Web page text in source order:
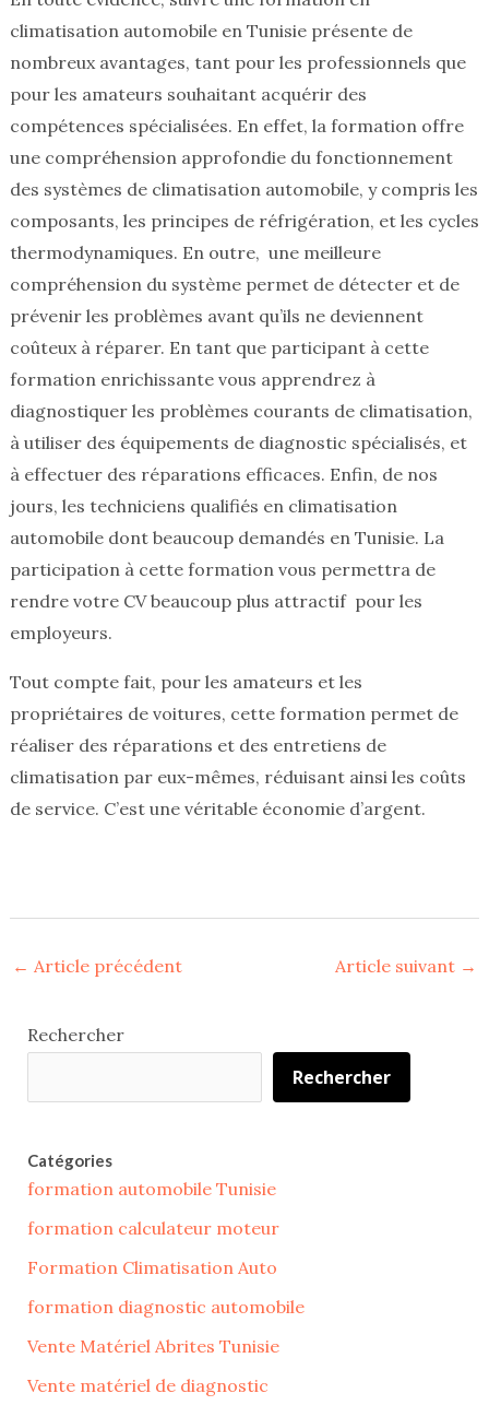
climatisation automobile en Tunisie présente de
nombreux avantages, tant pour les professionnels que
pour les amateurs souhaitant acquérir des
compétences spécialisées. En effet, la formation offre
une compréhension approfondie du fonctionnement
des systèmes de climatisation automobile, y compris les
composants, les principes de réfrigération, et les cycles
thermodynamiques. En outre, une meilleure
compréhension du système permet de détecter et de
prévenir les problèmes avant qu’ils ne deviennent
coûteux à réparer. En tant que participant à cette
formation enrichissante vous apprendrez à
diagnostiquer les problèmes courants de climatisation,
à utiliser des équipements de diagnostic spécialisés, et
à effectuer des réparations efficaces. Enfin, de nos
jours, les techniciens qualifiés en climatisation
automobile dont beaucoup demandés en Tunisie. La
participation à cette formation vous permettra de
rendre votre CV beaucoup plus attractif pour les
employeurs.
Tout compte fait, pour les amateurs et les
propriétaires de voitures, cette formation permet de
réaliser des réparations et des entretiens de
climatisation par eux-mêmes, réduisant ainsi les coûts
de service. C’est une véritable économie d’argent.
← Article précédent Article suivant →
Rechercher
Rechercher
Catégories
formation automobile Tunisie
formation calculateur moteur
Formation Climatisation Auto
formation diagnostic automobile
Vente Matériel Abrites Tunisie
Vente matériel de diagnostic